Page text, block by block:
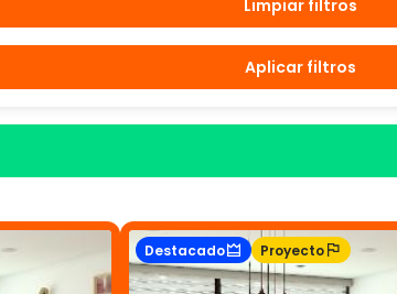
Limpiar filtros
Aplicar filtros
Destacado Proyecto